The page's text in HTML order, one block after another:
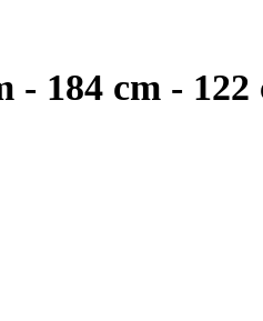
184 cm - 122
zijn uniek en we hebben